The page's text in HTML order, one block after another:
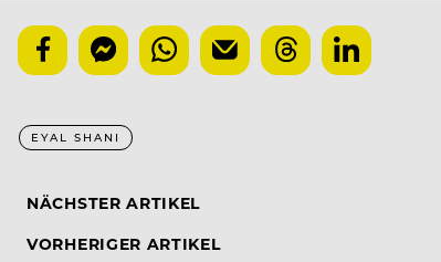
EYAL SHANI
NÄCHSTER ARTIKEL
VORHERIGER ARTIKEL